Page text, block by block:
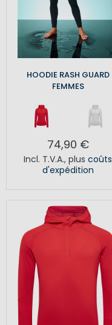
HOODIE RASH GUARD
FEMMES
74,90 €
Incl. T.V.A., plus coûts
d'expédition